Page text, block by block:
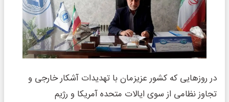
در روزهایی که کشور عزیزمان با تهدیدات آشکار خارجی و
تجاوز نظامی از سوی ایالات متحده آمریکا و رژیم